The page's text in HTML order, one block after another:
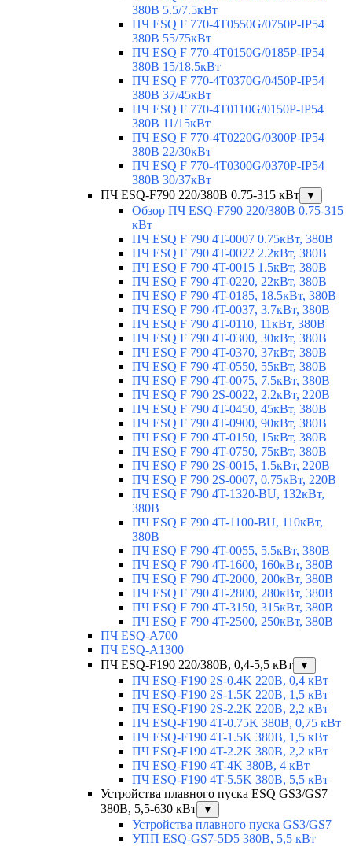
380В 5.5/7.5кВт
ПЧ ESQ F 770-4T0550G/0750P-IP54
380В 55/75кВт
ПЧ ESQ F 770-4T0150G/0185P-IP54
380В 15/18.5кВт
ПЧ ESQ F 770-4T0370G/0450P-IP54
380В 37/45кВт
ПЧ ESQ F 770-4T0110G/0150P-IP54
380В 11/15кВт
ПЧ ESQ F 770-4T0220G/0300P-IP54
380В 22/30кВт
ПЧ ESQ F 770-4T0300G/0370P-IP54
380В 30/37кВт
ПЧ ESQ-F790 220/380В 0.75-315 кВт
▼
Обзор ПЧ ESQ-F790 220/380В 0.75-315
кВт
ПЧ ESQ F 790 4T-0007 0.75кВт, 380В
ПЧ ESQ F 790 4T-0022 2.2кВт, 380В
ПЧ ESQ F 790 4T-0015 1.5кВт, 380В
ПЧ ESQ F 790 4T-0220, 22кВт, 380В
ПЧ ESQ F 790 4T-0185, 18.5кВт, 380В
ПЧ ESQ F 790 4T-0037, 3.7кВт, 380В
ПЧ ESQ F 790 4T-0110, 11кВт, 380В
ПЧ ESQ F 790 4T-0300, 30кВт, 380В
ПЧ ESQ F 790 4T-0370, 37кВт, 380В
ПЧ ESQ F 790 4T-0550, 55кВт, 380В
ПЧ ESQ F 790 4T-0075, 7.5кВт, 380В
ПЧ ESQ F 790 2S-0022, 2.2кВт, 220В
ПЧ ESQ F 790 4T-0450, 45кВт, 380В
ПЧ ESQ F 790 4T-0900, 90кВт, 380В
ПЧ ESQ F 790 4T-0150, 15кВт, 380В
ПЧ ESQ F 790 4T-0750, 75кВт, 380В
ПЧ ESQ F 790 2S-0015, 1.5кВт, 220В
ПЧ ESQ F 790 2S-0007, 0.75кВт, 220В
ПЧ ESQ F 790 4T-1320-BU, 132кВт,
380В
ПЧ ESQ F 790 4T-1100-BU, 110кВт,
380В
ПЧ ESQ F 790 4T-0055, 5.5кВт, 380В
ПЧ ESQ F 790 4T-1600, 160кВт, 380В
ПЧ ESQ F 790 4T-2000, 200кВт, 380В
ПЧ ESQ F 790 4T-2800, 280кВт, 380В
ПЧ ESQ F 790 4T-3150, 315кВт, 380В
ПЧ ESQ F 790 4T-2500, 250кВт, 380В
ПЧ ESQ-A700
ПЧ ESQ-A1300
ПЧ ESQ-F190 220/380В, 0,4-5,5 кВт
▼
ПЧ ESQ-F190 2S-0.4K 220В, 0,4 кВт
ПЧ ESQ-F190 2S-1.5K 220В, 1,5 кВт
ПЧ ESQ-F190 2S-2.2K 220В, 2,2 кВт
ПЧ ESQ-F190 4T-0.75K 380В, 0,75 кВт
ПЧ ESQ-F190 4T-1.5K 380В, 1,5 кВт
ПЧ ESQ-F190 4T-2.2K 380В, 2,2 кВт
ПЧ ESQ-F190 4T-4K 380В, 4 кВт
ПЧ ESQ-F190 4T-5.5K 380В, 5,5 кВт
Устройства плавного пуска ESQ GS3/GS7
380В, 5,5-630 кВт
▼
Устройства плавного пуска GS3/GS7
УПП ESQ-GS7-5D5 380В, 5,5 кВт